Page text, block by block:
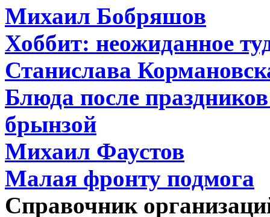
Михаил Бобряшов
Хоббит: неожиданное
Станислава
Блюда после
брынзой
Михаил Фаустов
Малая фронту подмога
Справочник